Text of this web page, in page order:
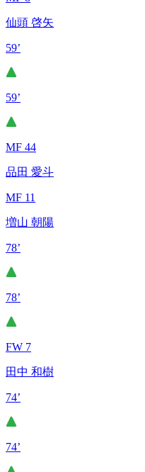
仙頭 啓矢
59’
59’
MF 44
品田 愛斗
MF 11
増山 朝陽
78’
78’
FW 7
田中 和樹
74’
74’